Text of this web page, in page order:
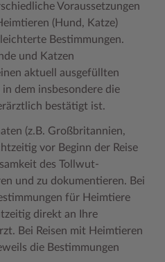
Voraussetzungen
(Hund, Katze)
Bestimmungen.
und Katzen
aktuell ausgefüllten
dem insbesondere die
bestätigt ist.
(z.B. Großbritannien,
vor Beginn der Reise
des Tollwut-
und zu dokumentieren. Bei
für Heimtiere
direkt an Ihre
Bei Reisen mit Heimtieren
die Bestimmungen